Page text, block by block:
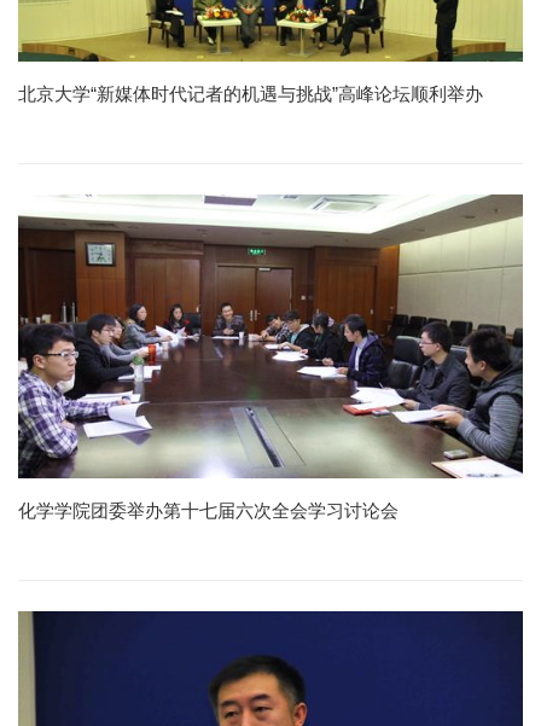
北京大学“新媒体时代记者的机遇与挑战”高峰论坛顺利举办
化学学院团委举办第十七届六次全会学习讨论会